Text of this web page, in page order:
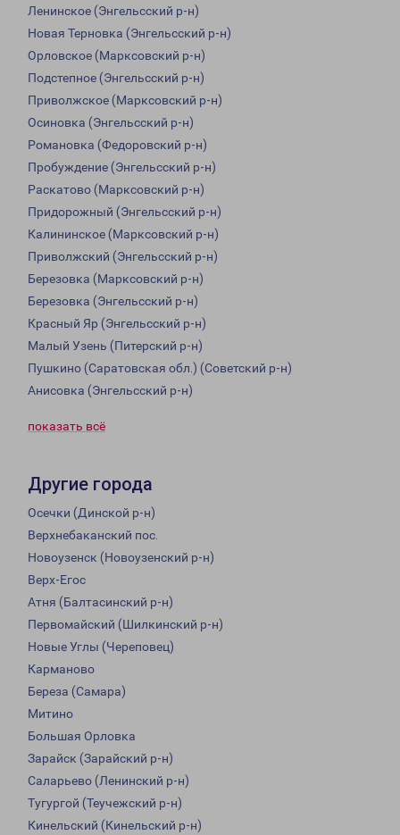
Ленинское (Энгельсский р-н)
Новая Терновка (Энгельсский р-н)
Орловское (Марксовский р-н)
Подстепное (Энгельсский р-н)
Приволжское (Марксовский р-н)
Осиновка (Энгельсский р-н)
Романовка (Федоровский р-н)
Пробуждение (Энгельсский р-н)
Раскатово (Марксовский р-н)
Придорожный (Энгельсский р-н)
Калининское (Марксовский р-н)
Приволжский (Энгельсский р-н)
Березовка (Марксовский р-н)
Березовка (Энгельсский р-н)
Красный Яр (Энгельсский р-н)
Малый Узень (Питерский р-н)
Пушкино (Саратовская обл.) (Советский р-н)
Анисовка (Энгельсский р-н)
показать всё
Другие города
Осечки (Динской р-н)
Верхнебаканский пос.
Новоузенск (Новоузенский р-н)
Верх-Егос
Атня (Балтасинский р-н)
Первомайский (Шилкинский р-н)
Новые Углы (Череповец)
Карманово
Береза (Самара)
Митино
Большая Орловка
Зарайск (Зарайский р-н)
Саларьево (Ленинский р-н)
Тугургой (Теучежский р-н)
Кинельский (Кинельский р-н)